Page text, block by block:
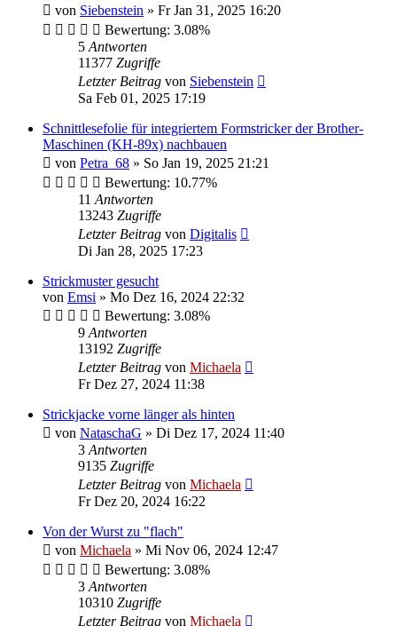
von Siebenstein » Fr Jan 31, 2025 16:20
Bewertung: 3.08%
5 Antworten
11377 Zugriffe
Letzter Beitrag von Siebenstein
Sa Feb 01, 2025 17:19
Schnittlesefolie für integriertem Formstricker der Brother-
Maschinen (KH-89x) nachbauen
von Petra_68 » So Jan 19, 2025 21:21
Bewertung: 10.77%
11 Antworten
13243 Zugriffe
Letzter Beitrag von Digitalis
Di Jan 28, 2025 17:23
Strickmuster gesucht
von Emsi » Mo Dez 16, 2024 22:32
Bewertung: 3.08%
9 Antworten
13192 Zugriffe
Letzter Beitrag von Michaela
Fr Dez 27, 2024 11:38
Strickjacke vorne länger als hinten
von NataschaG » Di Dez 17, 2024 11:40
3 Antworten
9135 Zugriffe
Letzter Beitrag von Michaela
Fr Dez 20, 2024 16:22
Von der Wurst zu "flach"
von Michaela » Mi Nov 06, 2024 12:47
Bewertung: 3.08%
3 Antworten
10310 Zugriffe
Letzter Beitrag von Michaela